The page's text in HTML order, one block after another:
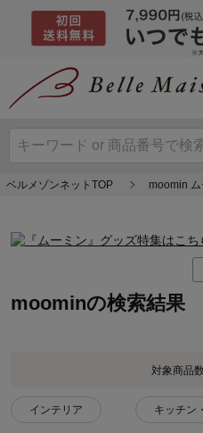
ベルメゾンネットTOP moomin
moominの検索結果
対象商品数
インテリア キッチン